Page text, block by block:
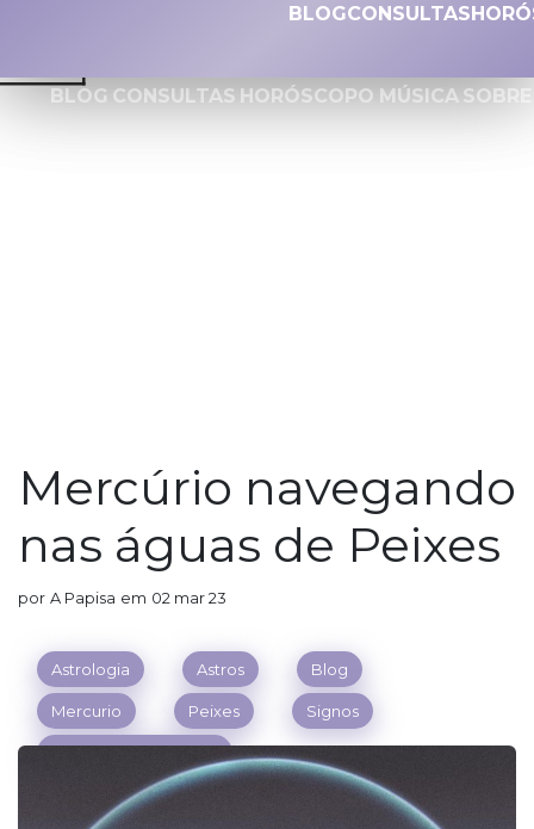
BLOG CONSULTAS HORÓSCOPO MÚSICA SOBRE
BLOGCONSULTAS
Mercúrio navegando
nas águas de Peixes
por A Papisa em 02 mar 23
Astrologia Astros Blog
Mercurio Peixes Signos